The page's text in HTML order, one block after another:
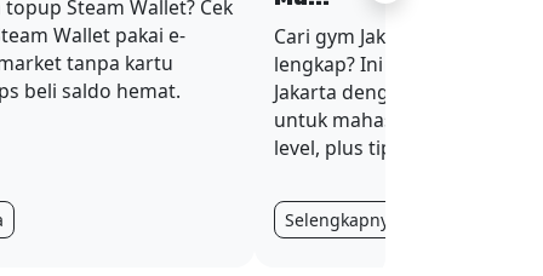
Steam Wallet? Cek
Wallet pakai e-
tanpa kartu
beli saldo hemat.
Cari gym Jakarta murah tapi
lengkap? Ini 3 rekomendasi
Jakarta dengan harga
untuk mahasiswa dan
level, plus tips hemat
Selengkapnya